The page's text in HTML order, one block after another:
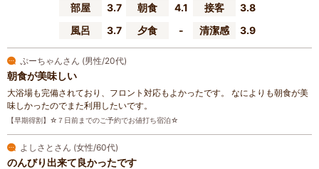
部屋
3.7 朝食 4.1 接客
3.8
風呂
3.7 夕食 - 清潔感 3.9
ぷーちゃんさん (男性/20代)
朝食が美味しい
大浴場も完備されており、フロント対応もよかったです。 なによりも朝食が美
味しかったのでまた利用したいです。
【早期得割】☆７日前までのご予約でお値打ち宿泊☆
よしさとさん (女性/60代)
のんびり出来て良かったです